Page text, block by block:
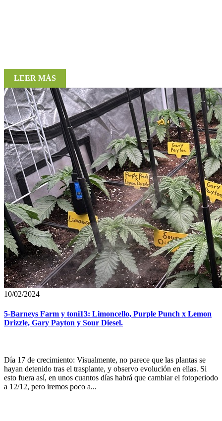
LEER MÁS
10/02/2024
5-Barneys Farm y toni13: Limoncello, Purple Punch x Lemon
Drizzle, Gary Payton y Sour Diesel.
Día 17 de crecimiento: Visualmente, no parece que las plantas se
hayan detenido tras el trasplante, y observo evolución en ellas. Si
esto fuera así, en unos cuantos días habrá que cambiar el fotoperiodo
a 12/12, pero iremos poco a...